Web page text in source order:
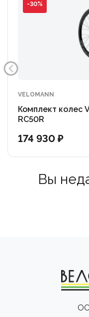
-30%
VELOMANN
Комплект колес
RC50R
174 930 ₽
Вы